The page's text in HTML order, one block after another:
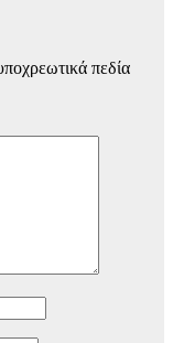
πεδία